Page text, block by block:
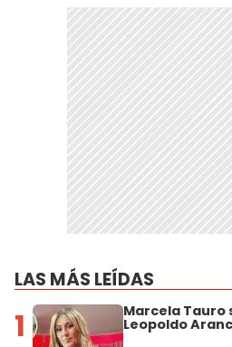
LAS MÁS LEÍDAS
1 Marcela Tauro
Leopoldo